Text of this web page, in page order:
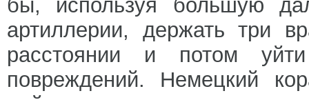
бы, используя большую
артиллерии, держать три
расстоянии и потом
повреждений. Немецкий